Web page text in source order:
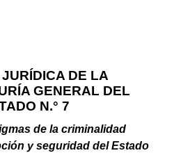
DE LA
GENERAL DEL
N.° 7
de la criminalidad
y seguridad del Estado